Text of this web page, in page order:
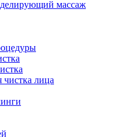
массаж
чистка лица